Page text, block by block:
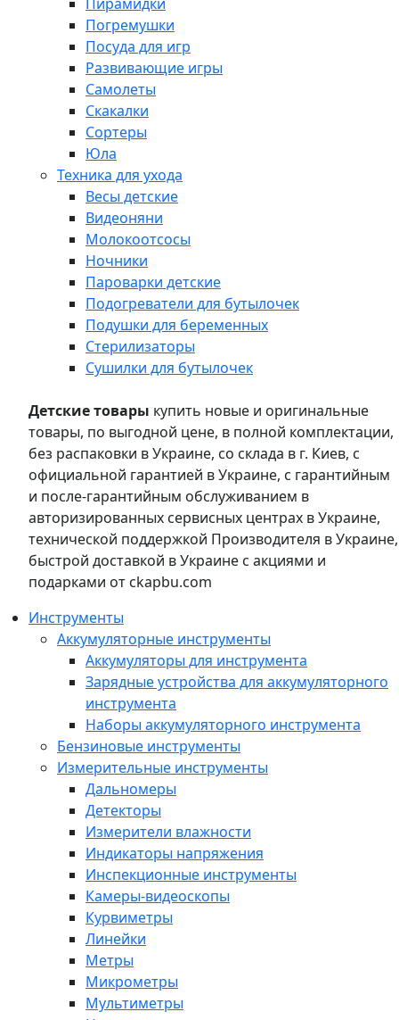
Погремушки
Посуда для игр
Развивающие игры
Самолеты
Скакалки
Сортеры
Юла
Техника для ухода
Весы детские
Видеоняни
Молокоотсосы
Ночники
Пароварки детские
Подогреватели для бутылочек
Подушки для беременных
Стерилизаторы
Сушилки для бутылочек
Детские товары купить новые и оригинальные
товары, по выгодной цене, в полной комплектации,
без распаковки в Украине, со склада в г. Киев, с
официальной гарантией в Украине, с гарантийным
и после-гарантийным обслуживанием в
авторизированных сервисных центрах в Украине,
технической поддержкой Производителя в Украине,
быстрой доставкой в Украине с акциями и
подарками от ckapbu.com
Инструменты
Аккумуляторные инструменты
Аккумуляторы для инструмента
Зарядные устройства для аккумуляторного
инструмента
Наборы аккумуляторного инструмента
Бензиновые инструменты
Измерительные инструменты
Дальномеры
Детекторы
Измерители влажности
Индикаторы напряжения
Инспекционные инструменты
Камеры-видеоскопы
Курвиметры
Линейки
Метры
Микрометры
Мультиметры